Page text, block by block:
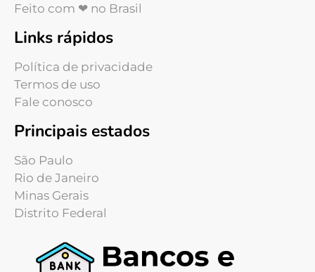
Feito com ❤ no Brasil
Links rápidos
Política de privacidade
Termos de uso
Fale conosco
Principais estados
São Paulo
Rio de Janeiro
Minas Gerais
Distrito Federal